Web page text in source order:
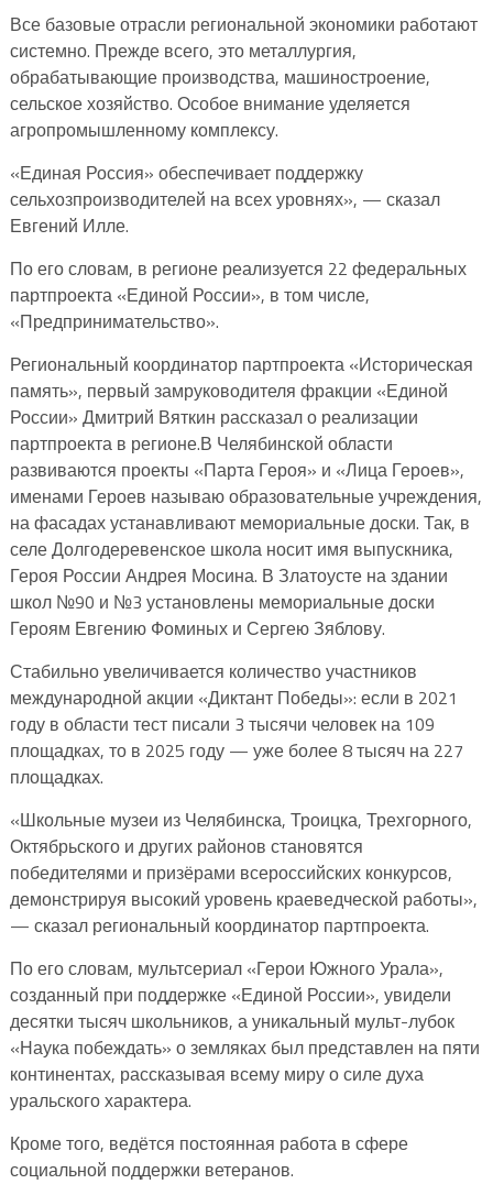
Все базовые отрасли региональной экономики работают
системно. Прежде всего, это металлургия,
обрабатывающие производства, машиностроение,
сельское хозяйство. Особое внимание уделяется
агропромышленному комплексу.
«Единая Россия» обеспечивает поддержку
сельхозпроизводителей на всех уровнях», — сказал
Евгений Илле.
По его словам, в регионе реализуется 22 федеральных
партпроекта «Единой России», в том числе,
«Предпринимательство».
Региональный координатор партпроекта «Историческая
память», первый замруководителя фракции «Единой
России» Дмитрий Вяткин рассказал о реализации
партпроекта в регионе.В Челябинской области
развиваются проекты «Парта Героя» и «Лица Героев»,
именами Героев называю образовательные учреждения,
на фасадах устанавливают мемориальные доски. Так, в
селе Долгодеревенское школа носит имя выпускника,
Героя России Андрея Мосина. В Златоусте на здании
школ №90 и №3 установлены мемориальные доски
Героям Евгению Фоминых и Сергею Зяблову.
Стабильно увеличивается количество участников
международной акции «Диктант Победы»: если в 2021
году в области тест писали 3 тысячи человек на 109
площадках, то в 2025 году — уже более 8 тысяч на 227
площадках.
«Школьные музеи из Челябинска, Троицка, Трехгорного,
Октябрьского и других районов становятся
победителями и призёрами всероссийских конкурсов,
демонстрируя высокий уровень краеведческой работы»,
— сказал региональный координатор партпроекта.
По его словам, мультсериал «Герои Южного Урала»,
созданный при поддержке «Единой России», увидели
десятки тысяч школьников, а уникальный мульт-лубок
«Наука побеждать» о земляках был представлен на пяти
континентах, рассказывая всему миру о силе духа
уральского характера.
Кроме того, ведётся постоянная работа в сфере
социальной поддержки ветеранов.